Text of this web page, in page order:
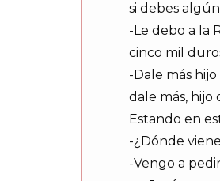
si debes
-Le debo a la
cinco mil
-Dale más
dale más, hijo
Estando en
-¿Dónde
-Vengo a